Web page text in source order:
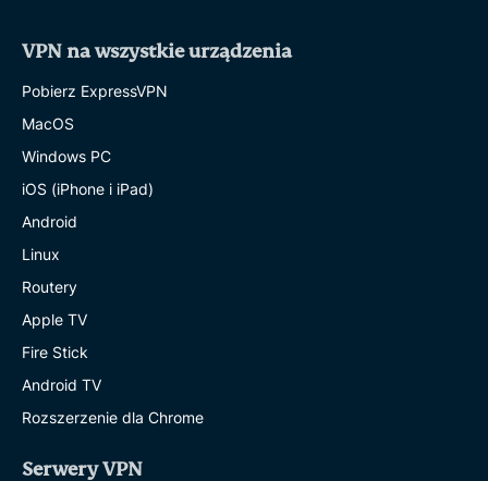
VPN na wszystkie urządzenia
Pobierz ExpressVPN
MacOS
Windows PC
iOS (iPhone i iPad)
Android
Linux
Routery
Apple TV
Fire Stick
Android TV
Rozszerzenie dla Chrome
Serwery VPN